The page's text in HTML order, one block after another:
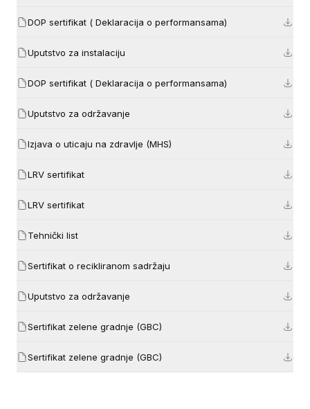
DOP sertifikat ( Deklaracija o performansama)
Uputstvo za instalaciju
DOP sertifikat ( Deklaracija o performansama)
Uputstvo za održavanje
Izjava o uticaju na zdravlje (MHS)
LRV sertifikat
LRV sertifikat
Tehnički list
Sertifikat o recikliranom sadržaju
Uputstvo za održavanje
Sertifikat zelene gradnje (GBC)
Sertifikat zelene gradnje (GBC)